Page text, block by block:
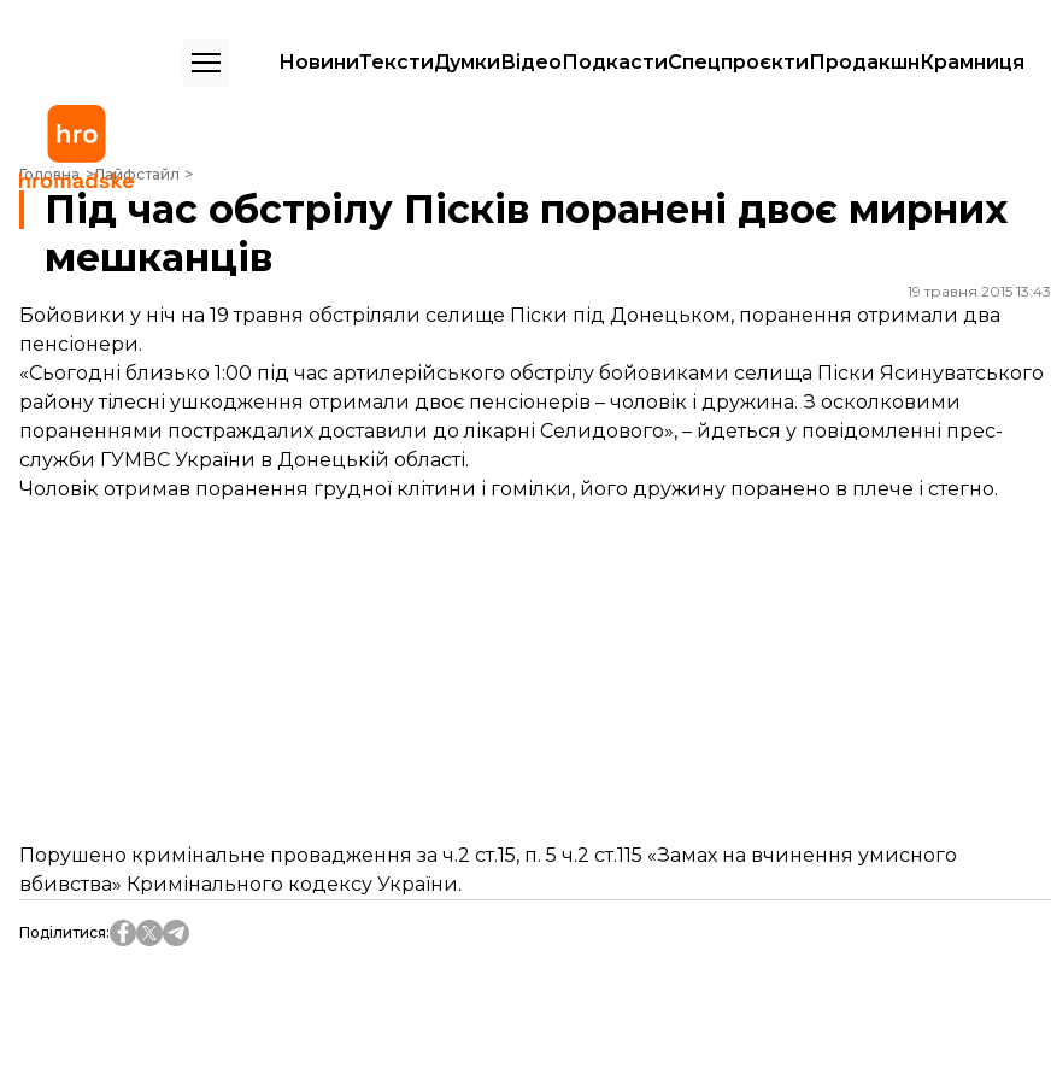
НовиниТекстиДумкиВідеоПодкастиСпецпроєктиПродакшнКрамниця
Головна Лайфстайл
Під час обстрілу Пісків поранені двоє мирних мешканців
Під час обстрілу Пісків поранені двоє мирних
мешканців
19 травня 2015 13:43
Бойовики у ніч на 19 травня обстріляли селище Піски під Донецьком, поранення отримали два
пенсіонери.
«Сьогодні близько 1:00 під час артилерійського обстрілу бойовиками селища Піски Ясинуватського
району тілесні ушкодження отримали двоє пенсіонерів – чоловік і дружина. З осколковими
пораненнями постраждалих доставили до лікарні Селидового», – йдеться у повідомленні прес-
служби ГУМВС України в Донецькій області.
Чоловік отримав поранення грудної клітини і гомілки, його дружину поранено в плече і стегно.
Порушено кримінальне провадження за ч.2 ст.15, п. 5 ч.2 ст.115 «Замах на вчинення умисного
вбивства» Кримінального кодексу України.
Поділитися: